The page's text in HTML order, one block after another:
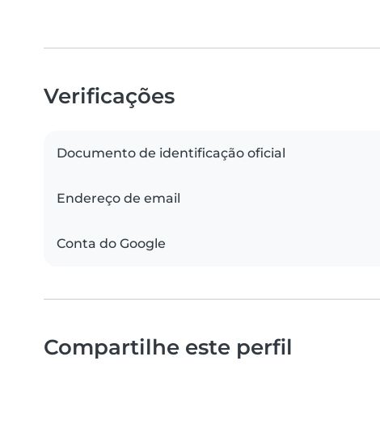
Verificações
Documento de identificação oficial
Endereço de email
Conta do Google
Compartilhe este perfil